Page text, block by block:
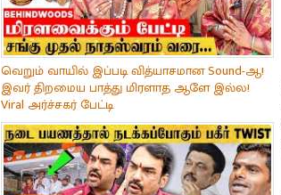
வெறும் வாயில் இப்படி வித்யாசமான Sound-ஆ!
இவர் திறமைய பாத்து மிரளாத ஆளே இல்ல!
Viral அர்ச்சகர் பேட்டி